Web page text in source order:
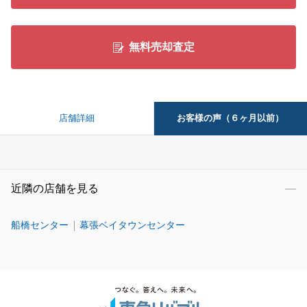
無料売却査定
店舗詳細 お客様の声（６ヶ月以前）
近隣の店舗を見る
船橋センター 幕張ベイタウンセンター